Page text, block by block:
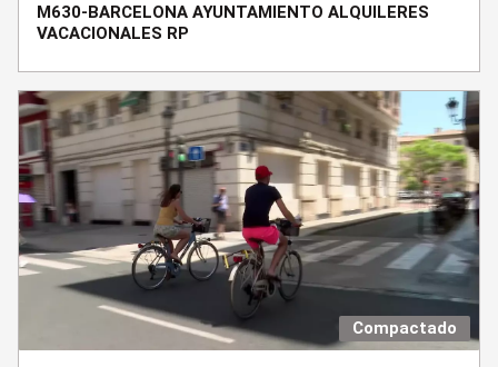
M630-BARCELONA AYUNTAMIENTO ALQUILERES
VACACIONALES RP
Compactado